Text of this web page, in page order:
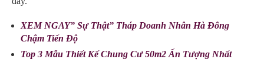
XEM NGAY” Sự Thật” Tháp Doanh Nhân Hà Đông
Chậm Tiến Độ
Top 3 Mẫu Thiết Kế Chung Cư 50m2 Ấn Tượng Nhất